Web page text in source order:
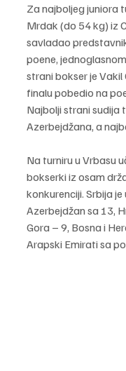
Za najboljeg juniora
Mrdak (do 54 kg) iz
savladao
poene,
strani bokser je Vakil
finalu pobedio na
Najbolji strani sudija
Azerbejdžana, a
Na turniru u Vrbasu
bokserki iz osam
konkurenciji. Srbija
Azerbejdžan sa 13,
Gora – 9, Bosna i
Arapski Emirati sa